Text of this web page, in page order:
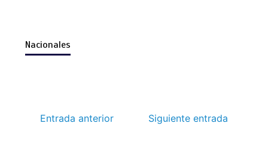
Nacionales
Entrada anterior Siguiente entrada
Papa León XIV visitará Uruguay, Argentina y Perú
César Medina supervisa la renovación de uno de
«Estamos en contra de la discriminación», dice
Sheinbaum tras la polémica de las morenistas